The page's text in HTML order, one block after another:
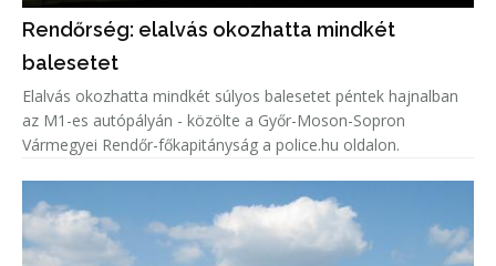
Rendőrség: elalvás okozhatta mindkét
balesetet
Elalvás okozhatta mindkét súlyos balesetet péntek hajnalban
az M1-es autópályán - közölte a Győr-Moson-Sopron
Vármegyei Rendőr-főkapitányság a police.hu oldalon.